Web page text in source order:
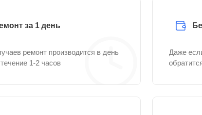
за 1 день
ремонт производится в день
1-2 часов
Даже